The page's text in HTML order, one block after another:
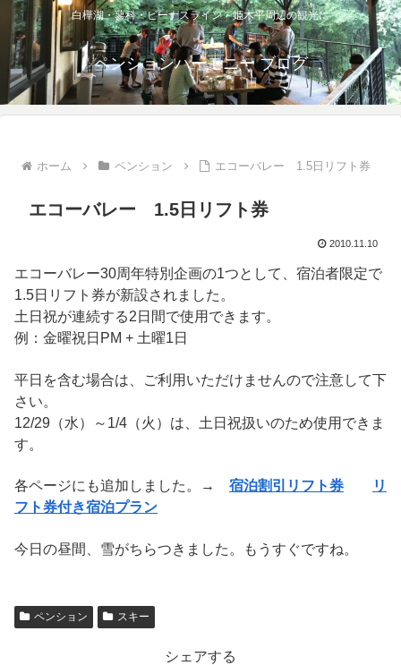
白樺湖・蓼科・ビーナスライン・姫木平周辺の観光に
ペンションハーモニー ブログ
ホーム ペンション エコーバレー 1.5日リフト券
エコーバレー 1.5日リフト券
2010.11.10
エコーバレー30周年特別企画の1つとして、宿泊者限定で
1.5日リフト券が新設されました。
土日祝が連続する2日間で使用できます。
例：金曜祝日PM + 土曜1日
平日を含む場合は、ご利用いただけませんので注意して下
さい。
12/29（水）～1/4（火）は、土日祝扱いのため使用できま
す。
各ページにも追加しました。→ 宿泊割引リフト券
リ
フト券付き宿泊プラン
今日の昼間、雪がちらつきました。もうすぐですね。
ペンション スキー
シェアする